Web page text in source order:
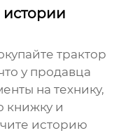
трактор
у продавца
на технику,
книжку и
историю